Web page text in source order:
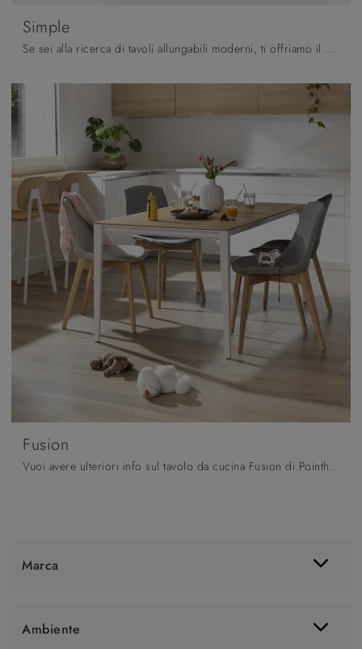
Marca
Ambiente
Simple
Se sei alla ricerca di tavoli allungabili moderni, ti offriamo il modello da cucina in melaminico Simple della firma Pointhouse.
Fusion
Vuoi avere ulteriori info sul tavolo da cucina Fusion di Pointhouse? Clicca e ottieni informazioni sui modelli allungabili del brand.